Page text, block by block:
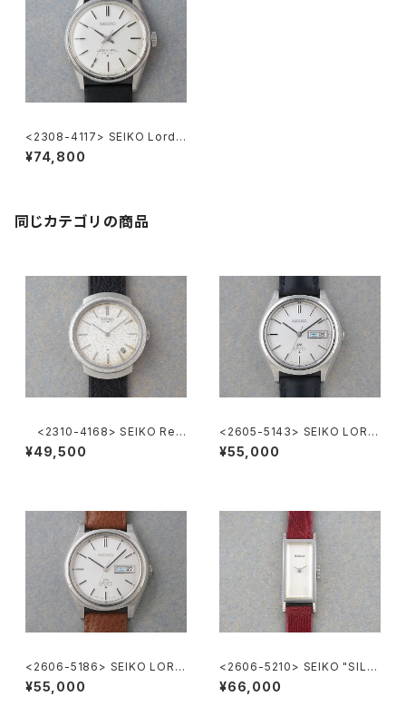
<2308-4117> SEIKO Lord
Marvel 36000
¥74,800
同じカテゴリの商品
<2310-4168> SEIKO Ref.
2419-0010
¥49,500
<2605-5143> SEIKO LORD
MATIC
¥55,000
<2606-5186> SEIKO LORD
MATIC
¥55,000
<2606-5210> SEIKO "SILV
ER885" rectangular case
¥66,000